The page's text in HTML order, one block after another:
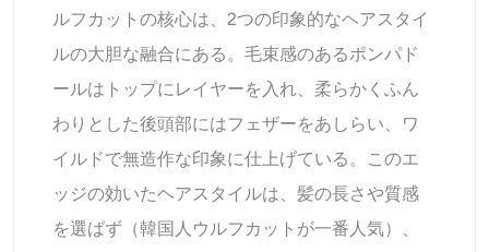
ビデオエフェクト
ビデオエンハンサー
動画ウォーターマーク削除ツール
ルフカットの核心は、2つの印象的なヘアスタイ
ルの大胆な融合にある。毛束感のあるポンパド
ールはトップにレイヤーを入れ、柔らかくふん
わりとした後頭部にはフェザーをあしらい、ワ
イルドで無造作な印象に仕上げている。このエ
ッジの効いたヘアスタイルは、髪の長さや質感
を選ばず（韓国人ウルフカットが一番人気）、